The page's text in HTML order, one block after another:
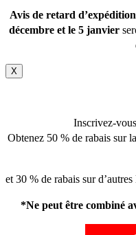
Avis de retard
décembre et le 5 janvier
X
Inscrivez-
Obtenez 50 % de rabais sur
et 30 % de rabais sur
*Ne peut être combiné